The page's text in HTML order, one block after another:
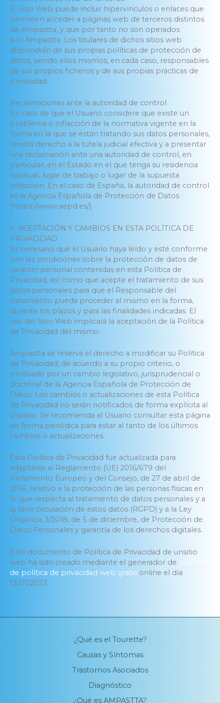
El Sitio Web puede incluir hipervínculos o enlaces que
permiten acceder a páginas web de terceros distintos
de Ampastta, y que por tanto no son operados
por Ampastta. Los titulares de dichos sitios web
dispondrán de sus propias políticas de protección de
datos, siendo ellos mismos, en cada caso, responsables
de sus propios ficheros y de sus propias prácticas de
privacidad.
Reclamaciones ante la autoridad de control
En caso de que el Usuario considere que existe un
problema o infracción de la normativa vigente en la
forma en la que se están tratando sus datos personales,
tendrá derecho a la tutela judicial efectiva y a presentar
una reclamación ante una autoridad de control, en
particular, en el Estado en el que tenga su residencia
habitual, lugar de trabajo o lugar de la supuesta
infracción. En el caso de España, la autoridad de control
es la Agencia Española de Protección de Datos
(https://www.aepd.es/).
II. ACEPTACIÓN Y CAMBIOS EN ESTA POLÍTICA DE
PRIVACIDAD
Es necesario que el Usuario haya leído y esté conforme
con las condiciones sobre la protección de datos de
carácter personal contenidas en esta Política de
Privacidad, así como que acepte el tratamiento de sus
datos personales para que el Responsable del
tratamiento pueda proceder al mismo en la forma,
durante los plazos y para las finalidades indicadas. El
uso del Sitio Web implicará la aceptación de la Política
de Privacidad del mismo.
Ampastta se reserva el derecho a modificar su Política
de Privacidad, de acuerdo a su propio criterio, o
motivado por un cambio legislativo, jurisprudencial o
doctrinal de la Agencia Española de Protección de
Datos. Los cambios o actualizaciones de esta Política
de Privacidad no serán notificados de forma explícita al
Usuario. Se recomienda al Usuario consultar esta página
de forma periódica para estar al tanto de los últimos
cambios o actualizaciones.
Esta Política de Privacidad fue actualizada para
adaptarse al Reglamento (UE) 2016/679 del
Parlamento Europeo y del Consejo, de 27 de abril de
2016, relativo a la protección de las personas físicas en
lo que respecta al tratamiento de datos personales y a
la libre circulación de estos datos (RGPD) y a la Ley
Orgánica 3/2018, de 5 de diciembre, de Protección de
Datos Personales y garantía de los derechos digitales.
Este documento de Política de Privacidad de unsitio
web ha sido creado mediante el generador de plantilla
de política de privacidad web gratis online el día
13/01/2023.
¿Qué es el Tourette?
Causas y Síntomas
Trastornos Asociados
Diagnóstico
¿Qué es AMPASTTA?